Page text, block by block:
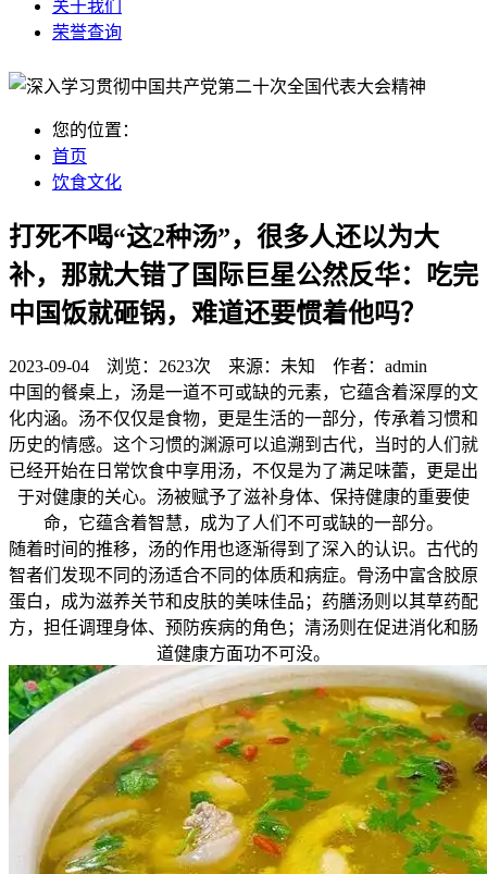
关于我们
荣誉查询
您的位置：
首页
饮食文化
打死不喝“这2种汤”，很多人还以为大
补，那就大错了国际巨星公然反华：吃完
中国饭就砸锅，难道还要惯着他吗？
2023-09-04 浏览： 2623次 来源： 未知 作者： admin
中国的餐桌上，汤是一道不可或缺的元素，它蕴含着深厚的文
化内涵。汤不仅仅是食物，更是生活的一部分，传承着习惯和
历史的情感。这个习惯的渊源可以追溯到古代，当时的人们就
已经开始在日常饮食中享用汤，不仅是为了满足味蕾，更是出
于对健康的关心。汤被赋予了滋补身体、保持健康的重要使
命，它蕴含着智慧，成为了人们不可或缺的一部分。
随着时间的推移，汤的作用也逐渐得到了深入的认识。古代的
智者们发现不同的汤适合不同的体质和病症。骨汤中富含胶原
蛋白，成为滋养关节和皮肤的美味佳品；药膳汤则以其草药配
方，担任调理身体、预防疾病的角色；清汤则在促进消化和肠
道健康方面功不可没。